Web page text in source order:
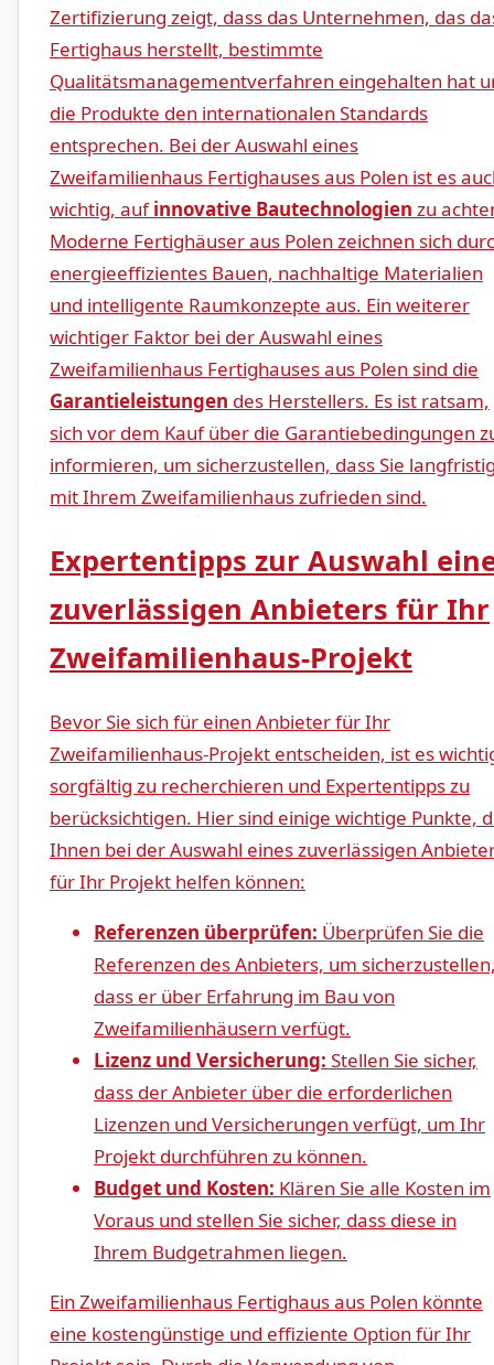
Zertifizierung ⁣zeigt, dass das Unternehmen, das
Fertighaus⁣ herstellt, bestimmte
Qualitätsmanagementverfahren eingehalten hat
die Produkte den internationalen Standards
entsprechen. Bei der Auswahl eines
Zweifamilienhaus‌ Fertighauses aus Polen‌ ist es
wichtig, ⁢aufinnovative Bautechnologien zu
Moderne Fertighäuser aus Polen zeichnen⁤ sich
energieeffizientes Bauen, nachhaltige Materialien
und intelligente Raumkonzepte aus. Ein‍ weiterer
wichtiger Faktor bei der Auswahl eines
Zweifamilienhaus Fertighauses aus Polen ‍sind die
Garantieleistungen des Herstellers. Es ist ⁤ratsam,
sich vor dem Kauf über die Garantiebedingungen
informieren, um sicherzustellen, dass⁢ Sie
mit⁢ Ihrem Zweifamilienhaus​ zufrieden sind.
Expertentipps⁤ zur ⁣Auswahl⁤
zuverlässigen Anbieters für Ihr
Zweifamilienhaus-Projekt
Bevor Sie​ sich für einen Anbieter für Ihr
Zweifamilienhaus-Projekt entscheiden, ist es
sorgfältig zu recherchieren und Expertentipps zu⁤
berücksichtigen. Hier sind einige wichtige Punkte,
Ihnen ⁢bei der Auswahl eines zuverlässigen
für ⁢Ihr Projekt helfen können:
Referenzen ⁤überprüfen: Überprüfen Sie die
Referenzen des⁤ Anbieters, um⁣
dass er über Erfahrung im Bau von
Zweifamilienhäusern⁢ verfügt.
Lizenz ​und Versicherung: Stellen Sie sicher,
dass der Anbieter über die erforderlichen
Lizenzen und Versicherungen ‍verfügt, um​ Ihr⁣
Projekt durchführen zu ‌können.
Budget und⁢ Kosten: Klären‍ Sie alle Kosten im
Voraus und stellen Sie sicher, dass diese in
‌Ihrem Budgetrahmen liegen.
Ein Zweifamilienhaus‍ Fertighaus aus Polen könnte
eine‌ kostengünstige und effiziente Option für Ihr